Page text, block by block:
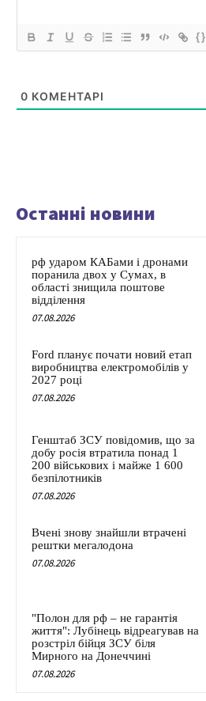
{}
0 КОМЕНТАРІ
Останні новини
рф ударом КАБами і дронами
поранила двох у Сумах, в
області знищила поштове
відділення
07.08.2026
Ford планує почати новий етап
виробництва електромобілів у
2027 році
07.08.2026
Генштаб ЗСУ повідомив, що за
добу росія втратила понад 1
200 військових і майже 1 600
безпілотників
07.08.2026
Вчені знову знайшли втрачені
рештки мегалодона
07.08.2026
"Полон для рф – не гарантія
життя": Лубінець відреагував на
розстріл бійця ЗСУ біля
Мирного на Донеччині
07.08.2026